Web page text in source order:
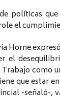
políticas
el
Horne
el
como
que estar
-señaló-,